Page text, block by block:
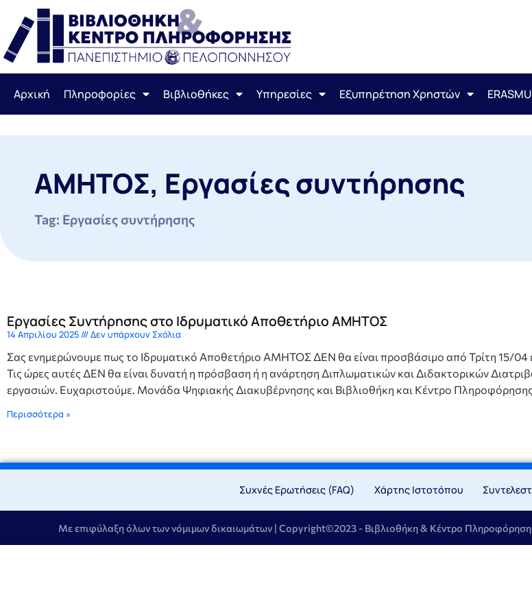
Αρχική Πληροφορίες Βιβλιοθήκες Υπηρεσίες Εξυπηρέτηση Χρηστών
ΑΜΗΤΟΣ, Εργασίες συντήρησης
Tag: Εργασίες συντήρησης
Εργασίες Συντήρησης στο Ιδρυματικό Αποθετήριο ΑΜΗΤΟΣ
14 Απριλίου 2025 Δεν υπάρχουν Σχόλια
Σας ενημερώνουμε πως το Ιδρυματικό Αποθετήριο ΑΜΗΤΟΣ ΔΕΝ θα είναι προσβάσιμο από Τρίτη 15/04
Τις ώρες αυτές ΔΕΝ θα είναι δυνατή η πρόσβαση ή η ανάρτηση Διπλωματικών και Διδακτορικών
εργασιών. Ευχαριστούμε. Μονάδα Ψηφιακής Διακυβέρνησης και Βιβλιοθήκη και Κέντρο Πληροφόρησης
Περισσότερα »
Συχνές Ερωτήσεις (FAQ) Χάρτης Ιστοτόπου
Με επιφύλαξη όλων των νόμιμων δικαιωμάτων | Copyright©2023 - Βιβλιοθήκη & Κέντρο